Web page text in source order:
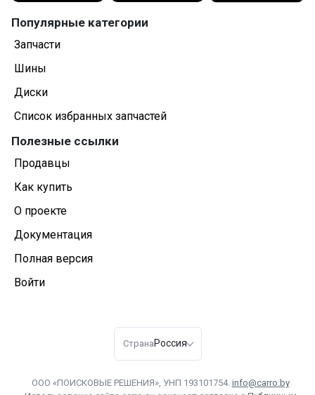
Популярные категории
Запчасти
Шины
Диски
Список избранных запчастей
Полезные ссылки
Продавцы
Как купить
О проекте
Документация
Полная версия
Войти
Страна Россия
ООО «ПОИСКОВЫЕ РЕШЕНИЯ», УНП 193101754. info@carro.by